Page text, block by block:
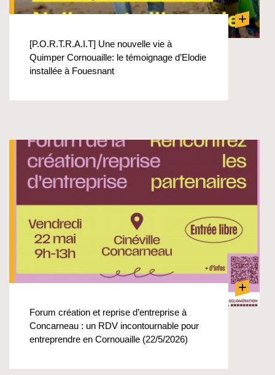
+
[P.O.R.T.R.A.I.T] Une nouvelle vie à
Quimper Cornouaille: le témoignage d’Elodie
installée à Fouesnant
+
Forum création et reprise d’entreprise à
Concarneau : un RDV incontournable pour
entreprendre en Cornouaille (22/5/2026)